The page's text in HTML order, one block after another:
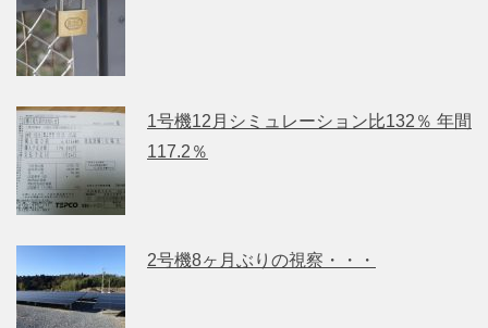
1号機12月シミュレーション比132％ 年間
117.2％
2号機8ヶ月ぶりの視察・・・